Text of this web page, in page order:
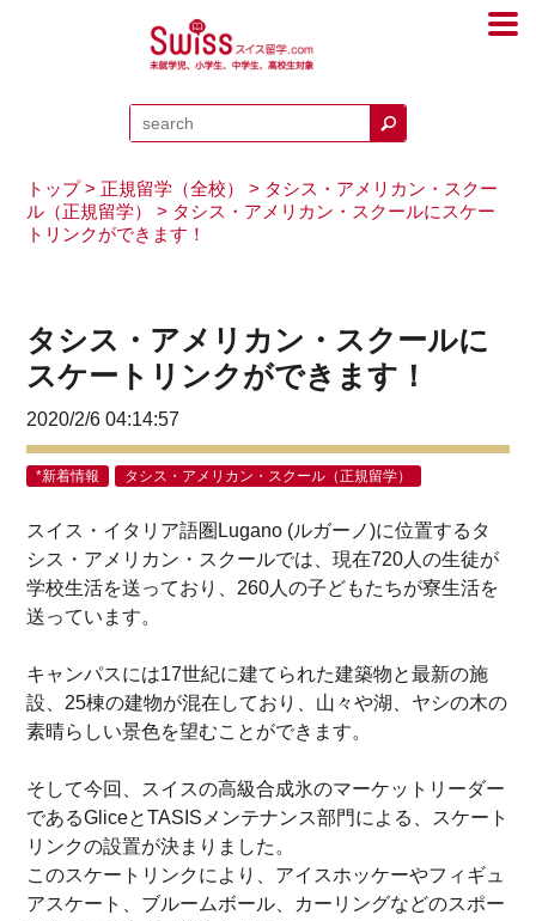
トップ> 正規留学（全校） > タシス・アメリカン・スクー
ル（正規留学）
> タシス・アメリカン・スクールにスケー
トリンクができます！
タシス・アメリカン・スクールに
スケートリンクができます！
2020/2/6 04:14:57
*新着情報 タシス・アメリカン・スクール（正規留学）
スイス・イタリア語圏Lugano (ルガーノ)に位置するタ
シス・アメリカン・スクールでは、現在720人の生徒が
学校生活を送っており、260人の子どもたちが寮生活を
送っています。
キャンパスには17世紀に建てられた建築物と最新の施
設、25棟の建物が混在しており、山々や湖、ヤシの木の
素晴らしい景色を望むことができます。
そして今回、スイスの高級合成氷のマーケットリーダー
であるGliceとTASISメンテナンス部門による、スケート
リンクの設置が決まりました。
このスケートリンクにより、アイスホッケーやフィギュ
アスケート、ブルームボール、カーリングなどのスポー